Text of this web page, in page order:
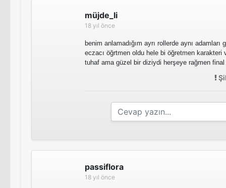
müjde_li
18 yıl önce
benim anlamadığım ayrı rollerde aynı adamları
eczacı öğrtmen oldu hele bi öğretmen karakteri
tuhaf ama güzel bir diziydi herşeye rağmen
passiflora
18 yıl önce